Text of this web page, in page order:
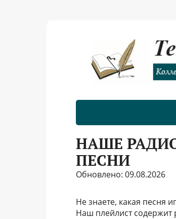
НАШЕ
ПЕСНИ
Обновлено: 09.08.2026
Не знаете, какая песня
Наш плейлист содержит